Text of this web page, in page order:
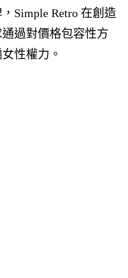
Simple Retro 在創造
過對價格包容性方
性權力。